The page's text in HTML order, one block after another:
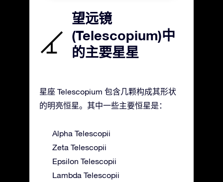
望远镜
(Telescopium)中
的主要星星
星座 Telescopium 包含几颗构成其形状
的明亮恒星。其中一些主要恒星是：
Alpha Telescopii
Zeta Telescopii
Epsilon Telescopii
Lambda Telescopii